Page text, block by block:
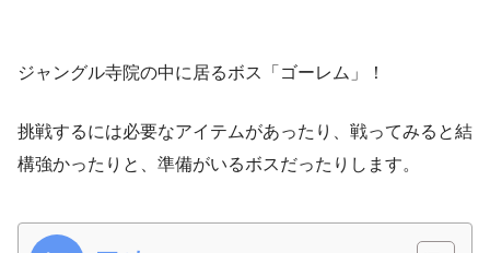
ジャングル寺院の中に居るボス「ゴーレム」！
挑戦するには必要なアイテムがあったり、戦ってみると結
構強かったりと、準備がいるボスだったりします。